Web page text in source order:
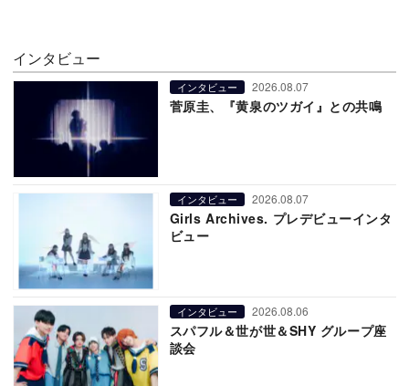
インタビュー
インタビュー 2026.08.07
菅原圭、『黄泉のツガイ』との共鳴
インタビュー 2026.08.07
Girls Archives. プレデビューインタ
ビュー
インタビュー 2026.08.06
スパフル＆世が世＆SHY グループ座
談会